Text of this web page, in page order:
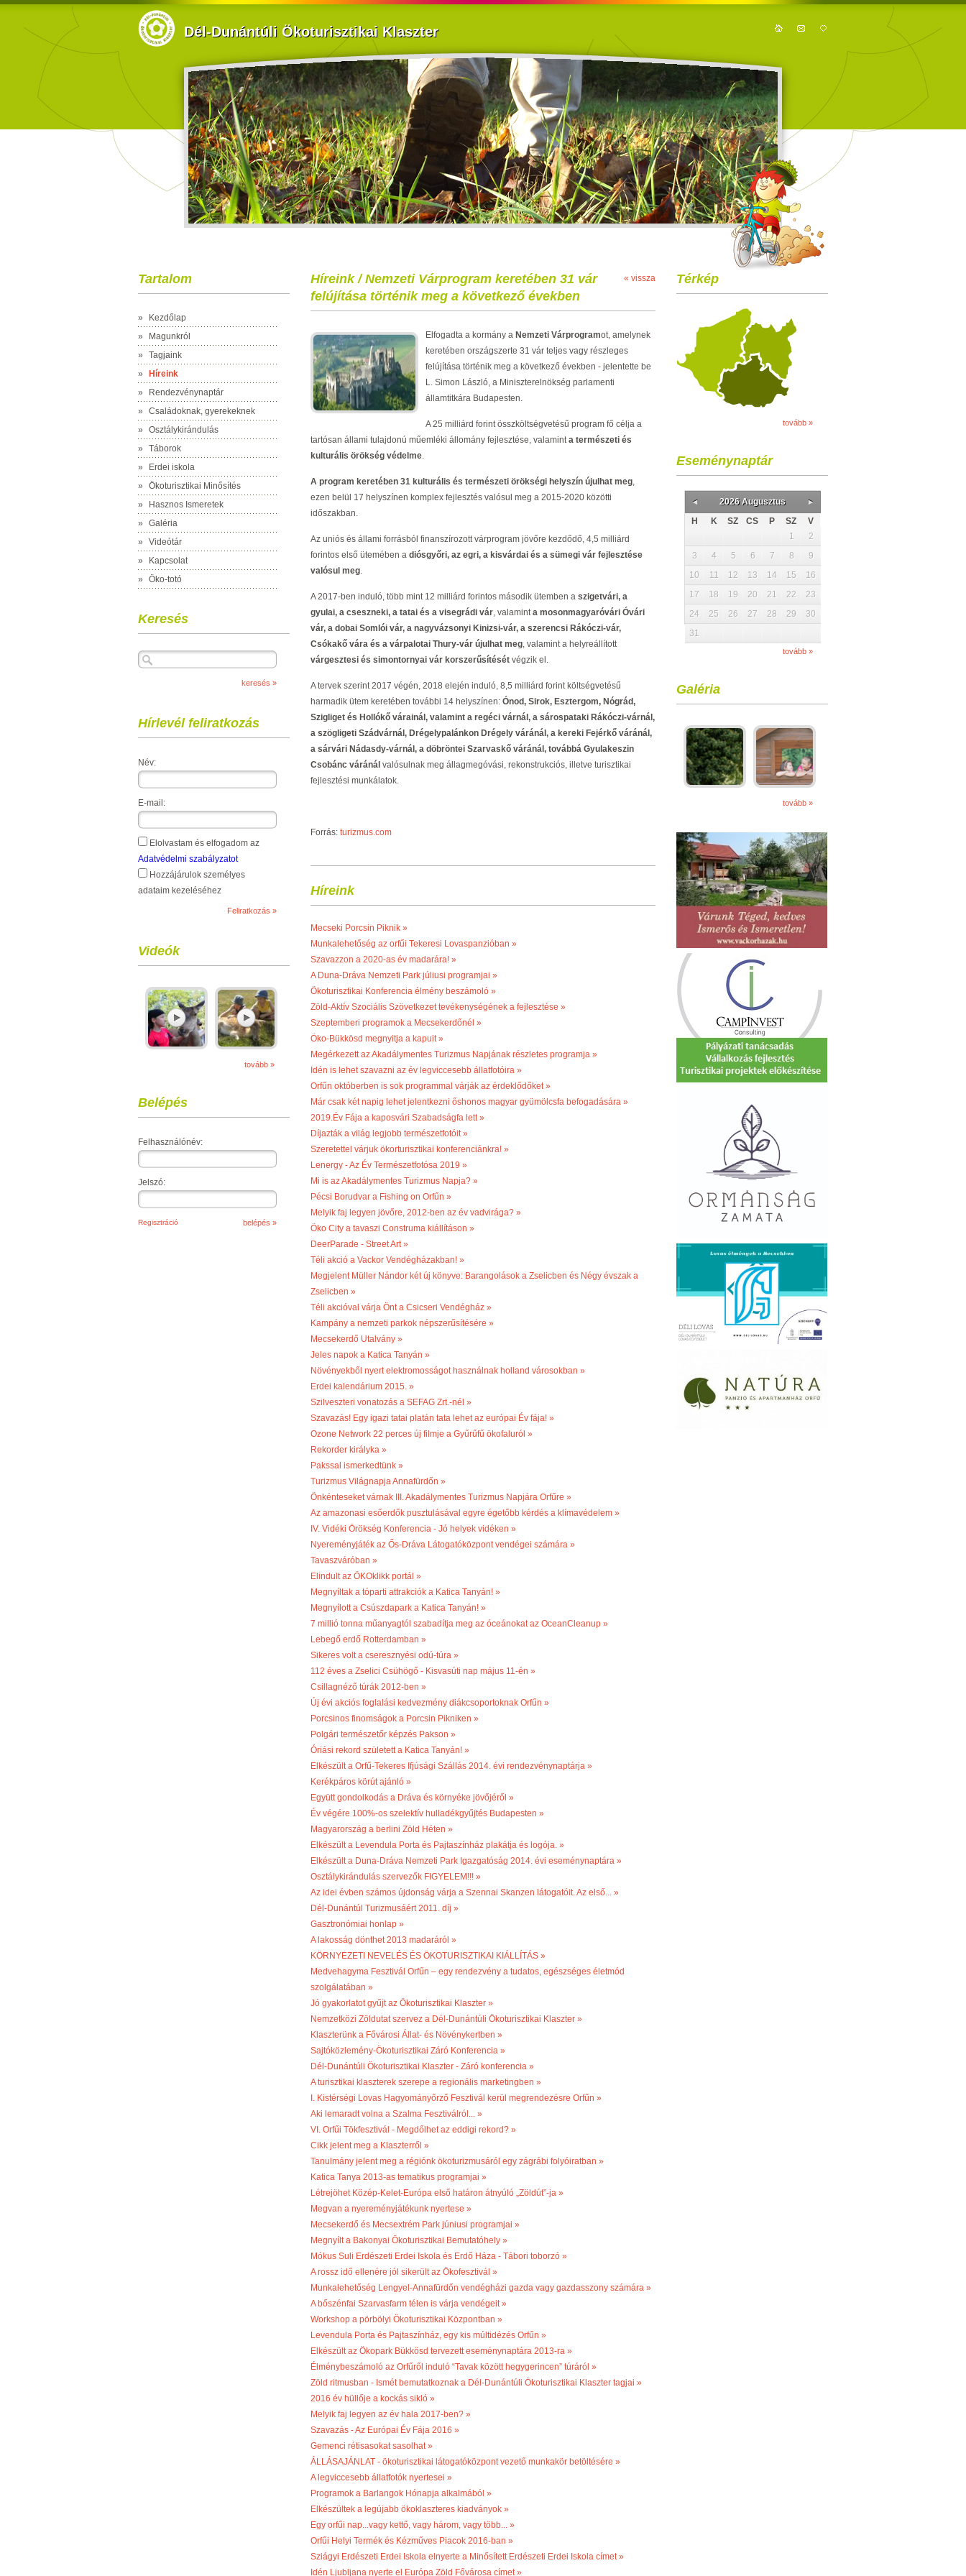
Dél-Dunántúli Ökoturisztikai Klaszter
Tartalom
»
Kezdőlap
»
Magunkról
»
Tagjaink
»
Híreink
»
Rendezvénynaptár
»
Családoknak, gyerekeknek
»
Osztálykirándulás
»
Táborok
»
Erdei iskola
»
Ökoturisztikai Minősítés
»
Hasznos Ismeretek
»
Galéria
»
Videótár
»
Kapcsolat
»
Öko-totó
Keresés
Hírlevél feliratkozás
Név:
E-mail:
Elolvastam és elfogadom az
Adatvédelmi szabályzatot
Hozzájárulok személyes
adataim kezeléséhez
Videók
tovább »
Belépés
Felhasználónév:
Jelszó:
Regisztráció
« vissza
Híreink / Nemzeti Várprogram keretében 31 vár
felújítása történik meg a következő években
Elfogadta a kormány a Nemzeti Várprogramot, amelynek
keretében országszerte 31 vár teljes vagy részleges
felújítása történik meg a következő években - jelentette be
L. Simon László, a Miniszterelnökség parlamenti
államtitkára Budapesten.
A 25 milliárd forint összköltségvetésű program fő célja a
tartósan állami tulajdonú műemléki állomány fejlesztése, valaminta természeti és
kulturális örökség védelme.
A program keretében 31 kulturális és természeti örökségi helyszín újulhat meg,
ezen belül 17 helyszínen komplex fejlesztés valósul meg a 2015-2020 közötti
időszakban.
Az uniós és állami forrásból finanszírozott várprogram jövőre kezdődő, 4,5 milliárd
forintos első ütemében a diósgyőri, az egri, a kisvárdai és a sümegi vár fejlesztése
valósul meg.
A 2017-ben induló, több mint 12 milliárd forintos második ütemben a szigetvári, a
gyulai, a cseszneki, a tatai és a visegrádi vár, valaminta mosonmagyaróvári Óvári
vár, a dobai Somlói vár, a nagyvázsonyi Kinizsi-vár, a szerencsi Rákóczi-vár,
Csókakő vára és a várpalotai Thury-vár újulhat meg, valamint a helyreállított
várgesztesi és simontornyai vár korszerűsítését végzik el.
A tervek szerint 2017 végén, 2018 elején induló, 8,5 milliárd forint költségvetésű
harmadik ütem keretében további 14 helyszínen: Ónod, Sirok, Esztergom, Nógrád,
Szigliget és Hollókő várainál, valamint a regéci várnál, a sárospataki Rákóczi-várnál,
a szögligeti Szádvárnál, Drégelypalánkon Drégely váránál, a kereki Fejérkő váránál,
a sárvári Nádasdy-várnál, a döbröntei Szarvaskő váránál, továbbá Gyulakeszin
Csobánc váránál valósulnak meg állagmegóvási, rekonstrukciós, illetve turisztikai
fejlesztési munkálatok.
Forrás: turizmus.com
Híreink
Mecseki Porcsin Piknik »
Munkalehetőség az orfűi Tekeresi Lovaspanzióban »
Szavazzon a 2020-as év madarára! »
A Duna-Dráva Nemzeti Park júliusi programjai »
Ökoturisztikai Konferencia élmény beszámoló »
Zöld-Aktív Szociális Szövetkezet tevékenységének a fejlesztése »
Szeptemberi programok a Mecsekerdőnél »
Öko-Bükkösd megnyitja a kapuit »
Megérkezett az Akadálymentes Turizmus Napjának részletes programja »
Idén is lehet szavazni az év legviccesebb állatfotóira »
Orfűn októberben is sok programmal várják az érdeklődőket »
Már csak két napig lehet jelentkezni őshonos magyar gyümölcsfa befogadására »
2019.Év Fája a kaposvári Szabadságfa lett »
Díjazták a világ legjobb természetfotóit »
Szeretettel várjuk ökorturisztikai konferenciánkra! »
Lenergy - Az Év Természetfotósa 2019 »
Mi is az Akadálymentes Turizmus Napja? »
Pécsi Borudvar a Fishing on Orfűn »
Melyik faj legyen jövőre, 2012-ben az év vadvirága? »
Öko City a tavaszi Construma kiállításon »
DeerParade - Street Art »
Téli akció a Vackor Vendégházakban! »
Megjelent Müller Nándor két új könyve: Barangolások a Zselicben és Négy évszak a
Zselicben »
Téli akcióval várja Önt a Csicseri Vendégház »
Kampány a nemzeti parkok népszerűsítésére »
Mecsekerdő Utalvány »
Jeles napok a Katica Tanyán »
Növényekből nyert elektromosságot használnak holland városokban »
Erdei kalendárium 2015. »
Szilveszteri vonatozás a SEFAG Zrt.-nél »
Szavazás! Egy igazi tatai platán tata lehet az európai Év fája! »
Ozone Network 22 perces új filmje a Gyűrűfű ökofaluról »
Rekorder királyka »
Pakssal ismerkedtünk »
Turizmus Világnapja Annafürdőn »
Önkénteseket várnak III. Akadálymentes Turizmus Napjára Orfűre »
Az amazonasi esőerdők pusztulásával egyre égetőbb kérdés a klímavédelem »
IV. Vidéki Örökség Konferencia - Jó helyek vidéken »
Nyereményjáték az Ős-Dráva Látogatóközpont vendégei számára »
Tavaszváróban »
Elindult az ÖKOklikk portál »
Megnyíltak a tóparti attrakciók a Katica Tanyán! »
Megnyílott a Csúszdapark a Katica Tanyán! »
7 millió tonna műanyagtól szabadítja meg az óceánokat az OceanCleanup »
Lebegő erdő Rotterdamban »
Sikeres volt a cseresznyési odú-túra »
112 éves a Zselici Csühögő - Kisvasúti nap május 11-én »
Csillagnéző túrák 2012-ben »
Új évi akciós foglalási kedvezmény diákcsoportoknak Orfűn »
Porcsinos finomságok a Porcsin Pikniken »
Polgári természetőr képzés Pakson »
Óriási rekord született a Katica Tanyán! »
Elkészült a Orfű-Tekeres Ifjúsági Szállás 2014. évi rendezvénynaptárja »
Kerékpáros körút ajánló »
Együtt gondolkodás a Dráva és környéke jövőjéről »
Év végére 100%-os szelektív hulladékgyűjtés Budapesten »
Magyarország a berlini Zöld Héten »
Elkészült a Levendula Porta és Pajtaszínház plakátja és logója. »
Elkészült a Duna-Dráva Nemzeti Park Igazgatóság 2014. évi eseménynaptára »
Osztálykirándulás szervezők FIGYELEM!!! »
Az idei évben számos újdonság várja a Szennai Skanzen látogatóit. Az első... »
Dél-Dunántúl Turizmusáért 2011. díj »
Gasztronómiai honlap »
A lakosság dönthet 2013 madaráról »
KÖRNYEZETI NEVELÉS ÉS ÖKOTURISZTIKAI KIÁLLÍTÁS »
Medvehagyma Fesztivál Orfűn – egy rendezvény a tudatos, egészséges életmód
szolgálatában »
Jó gyakorlatot gyűjt az Ökoturisztikai Klaszter »
Nemzetközi Zöldutat szervez a Dél-Dunántúli Ökoturisztikai Klaszter »
Klaszterünk a Fővárosi Állat- és Növénykertben »
Sajtóközlemény-Ökoturisztikai Záró Konferencia »
Dél-Dunántúli Ökoturisztikai Klaszter - Záró konferencia »
A turisztikai klaszterek szerepe a regionális marketingben »
I. Kistérségi Lovas Hagyományőrző Fesztivál kerül megrendezésre Orfűn »
Aki lemaradt volna a Szalma Fesztiválról... »
VI. Orfűi Tökfesztivál - Megdőlhet az eddigi rekord? »
Cikk jelent meg a Klaszterről »
Tanulmány jelent meg a régiónk ökoturizmusáról egy zágrábi folyóiratban »
Katica Tanya 2013-as tematikus programjai »
Létrejöhet Közép-Kelet-Európa első határon átnyúló „Zöldút”-ja »
Megvan a nyereményjátékunk nyertese »
Mecsekerdő és Mecsextrém Park júniusi programjai »
Megnyílt a Bakonyai Ökoturisztikai Bemutatóhely »
Mókus Suli Erdészeti Erdei Iskola és Erdő Háza - Tábori toborzó »
A rossz idő ellenére jól sikerült az Ökofesztivál »
Munkalehetőség Lengyel-Annafürdőn vendégházi gazda vagy gazdasszony számára »
A bőszénfai Szarvasfarm télen is várja vendégeit »
Workshop a pörbölyi Ökoturisztikai Központban »
Levendula Porta és Pajtaszínház, egy kis múltidézés Orfűn »
Elkészült az Ökopark Bükkösd tervezett eseménynaptára 2013-ra »
Élménybeszámoló az Orfűről induló “Tavak között hegygerincen” túráról »
Zöld ritmusban - Ismét bemutatkoznak a Dél-Dunántúli Ökoturisztikai Klaszter tagjai »
2016 év hüllője a kockás sikló »
Melyik faj legyen az év hala 2017-ben? »
Szavazás - Az Európai Év Fája 2016 »
Gemenci rétisasokat sasolhat »
ÁLLÁSAJÁNLAT - ökoturisztikai látogatóközpont vezető munkakör betöltésére »
A legviccesebb állatfotók nyertesei »
Programok a Barlangok Hónapja alkalmából »
Elkészültek a legújabb ökoklaszteres kiadványok »
Egy orfűi nap...vagy kettő, vagy három, vagy több... »
Orfűi Helyi Termék és Kézműves Piacok 2016-ban »
Sziágyi Erdészeti Erdei Iskola elnyerte a Minősített Erdészeti Erdei Iskola címet »
Idén Ljubljana nyerte el Európa Zöld Fővárosa címet »
Térkép
tovább »
Eseménynaptár
2026 Augusztus
H
K SZ CS P SZ
V
1
2
3
4 5 6 7 8
9
10
11 12 13 14 15
16
17
18 19 20 21 22
23
24
25 26 27 28 29
30
31
tovább »
Galéria
tovább »